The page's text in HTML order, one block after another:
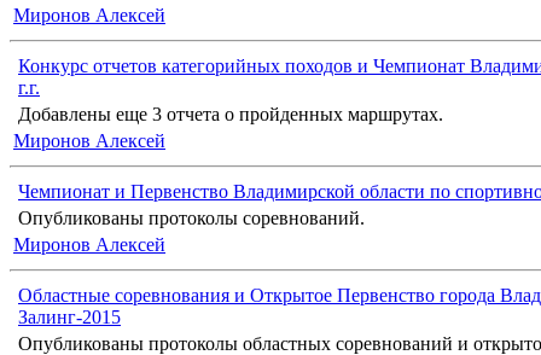
Миронов Алексей
Конкурс отчетов категорийных походов и Чемпионат
г.г.
Добавлены еще 3 отчета о пройденных маршрутах.
Миронов Алексей
Чемпионат и Первенство Владимирской области по
Опубликованы протоколы соревнований.
Миронов Алексей
Областные соревнования и Открытое Первенство города
Залинг-2015
Опубликованы протоколы областных соревнований и